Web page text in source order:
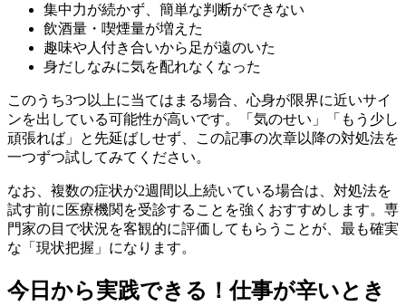
集中力が続かず、簡単な判断ができない
飲酒量・喫煙量が増えた
趣味や人付き合いから足が遠のいた
身だしなみに気を配れなくなった
このうち3つ以上に当てはまる場合、心身が限界に近いサイ
ンを出している可能性が高いです。「気のせい」「もう少し
頑張れば」と先延ばしせず、この記事の次章以降の対処法を
一つずつ試してみてください。
なお、複数の症状が2週間以上続いている場合は、対処法を
試す前に医療機関を受診することを強くおすすめします。専
門家の目で状況を客観的に評価してもらうことが、最も確実
な「現状把握」になります。
今日から実践できる！仕事が辛いとき